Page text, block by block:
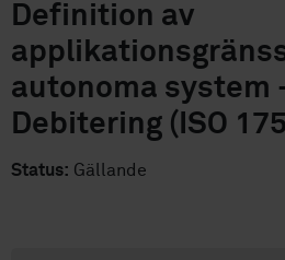
Definition av
autonoma system
Debitering (ISO
Status: Gällande